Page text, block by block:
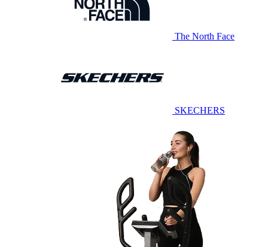
The North Face
SKECHERS